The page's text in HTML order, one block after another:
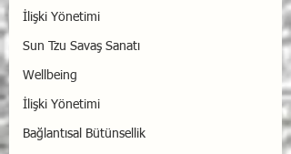
İlişki Yönetimi
Sun Tzu Savaş Sanatı
Wellbeing
İlişki Yönetimi
Bağlantısal Bütünsellik